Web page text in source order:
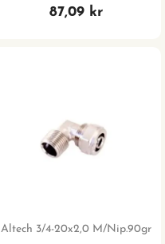
87,09 kr
Altech 3/4-20x2,0 M/nip.90gr